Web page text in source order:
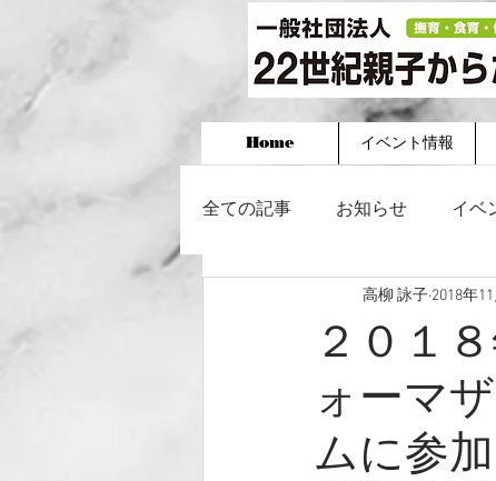
Home イベント情報
全ての記事 お知らせ イベ
２０１
ォーマ
ムに参
高柳 詠子 2018年